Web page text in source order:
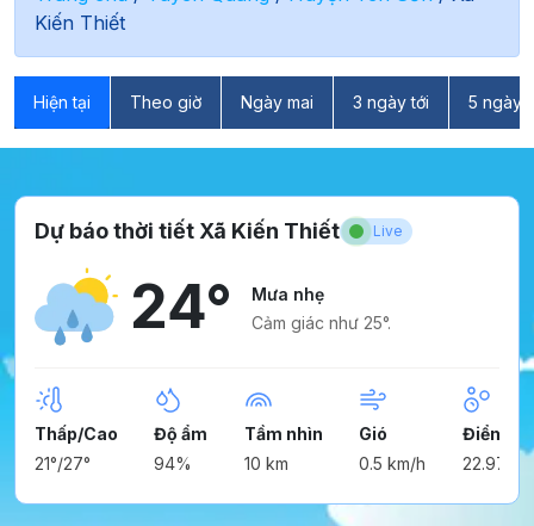
Kiến Thiết
Hiện tại Theo giờ Ngày mai 3 ngày tới 5 ngày
Dự báo thời tiết Xã Kiến Thiết Live
24°
Mưa nhẹ
Cảm giác như 25°.
Thấp/Cao
21°/27°
Độ ẩm
94%
Tầm nhìn
10 km
Gió
0.5 km/h
Điểm
22.97°